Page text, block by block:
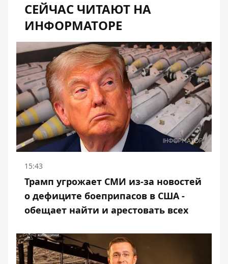
СЕЙЧАС ЧИТАЮТ НА
ИНФОРМАТОРЕ
15:43
Трамп угрожает СМИ из-за новостей
о дефиците боеприпасов в США -
обещает найти и арестовать всех